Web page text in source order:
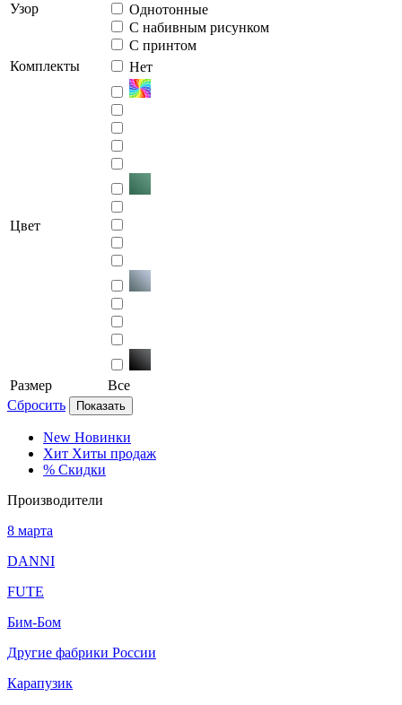
Узор
Однотонные
С набивным рисунком
С принтом
Комплекты
Нет
Цвет
Размер
Все
Сбросить
Показать
New Новинки
Хит Хиты продаж
% Скидки
Производители
8 марта
DANNI
FUTE
Бим-Бом
Другие фабрики России
Карапузик